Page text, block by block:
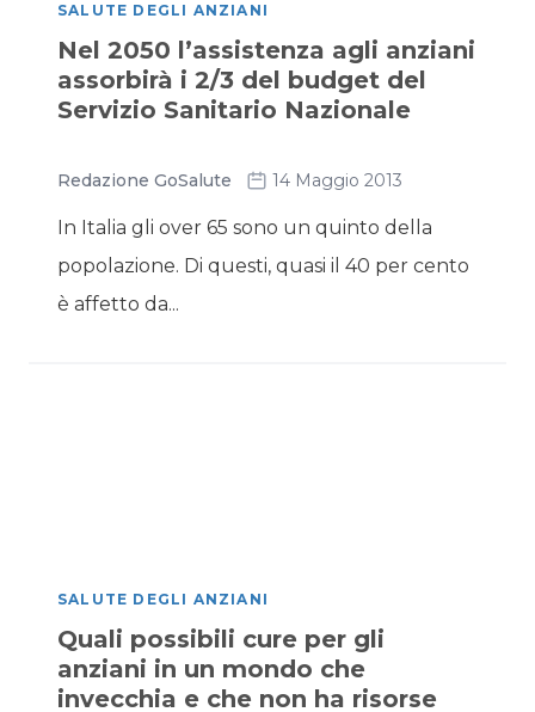
SALUTE DEGLI ANZIANI
Nel 2050 l’assistenza agli anziani
assorbirà i 2/3 del budget del
Servizio Sanitario Nazionale
Redazione GoSalute 14 Maggio 2013
In Italia gli over 65 sono un quinto della
popolazione. Di questi, quasi il 40 per cento
è affetto da...
SALUTE DEGLI ANZIANI
Quali possibili cure per gli
anziani in un mondo che
invecchia e che non ha risorse